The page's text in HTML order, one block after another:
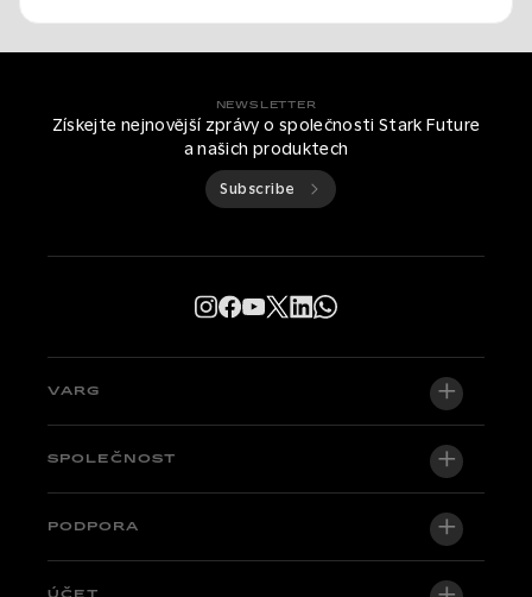
NEWSLETTER
Získejte nejnovější zprávy o společnosti Stark Future
a našich produktech
Subscribe
VARG
VARG EX
Factory Edition
SPOLEČNOST
O nás
PODPORA
ÚČET